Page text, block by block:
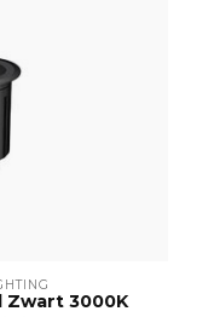
Zwart 3000K